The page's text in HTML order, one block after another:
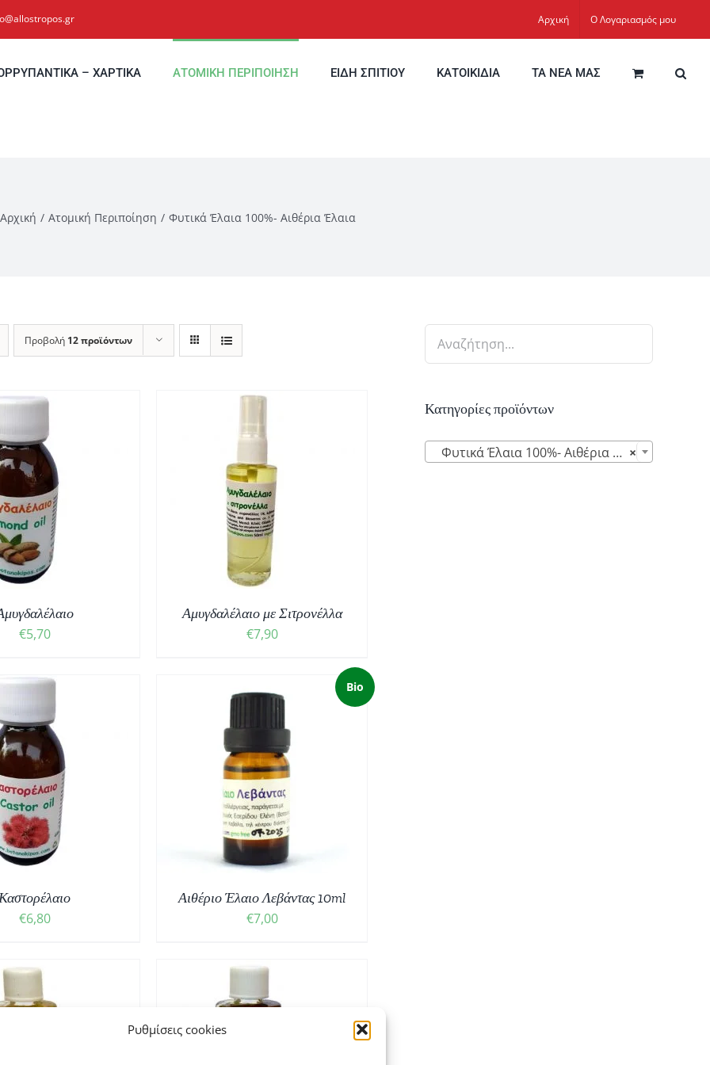
Ρυθμίσεις cookies
Αρχική Ο Λογαριασμός μου
– ΧΑΡΤΙΚΑ ΑΤΟΜΙΚΗ ΠΕΡΙΠΟΙΗΣΗ ΕΙΔΗ ΣΠΙΤΙΟΥ ΚΑΤΟΙΚΙΔΙΑ ΤΑ ΝΕΑ ΜΑΣ
Αρχική Ατομική Περιποίηση Φυτικά Έλαια 100%- Αιθέρια Έλαια
Προβολή 12 προϊόντων
€5,70
ΣΤΟ ΚΑΛΆΘΙ
ΛΕΠΤΟΜΈΡΕΙΕΣ
Αμυγδαλέλαιο με Σιτρονέλλα
€7,90
€6,80
ΣΤΟ ΚΑΛΆΘΙ
ΛΕΠΤΟΜΈΡΕΙΕΣ
Bio
Αιθέριο Έλαιο Λεβάντας 10ml
€7,00
Κατηγορίες προϊόντων
×
Φυτικά Έλαια 100%- Αιθέρια Έλαια (10)